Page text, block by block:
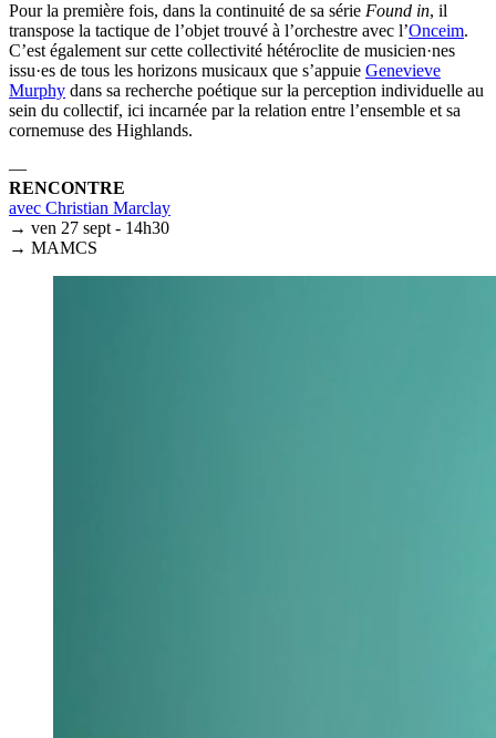
Pour la première fois, dans la continuité de sa série Found in, il
transpose la tactique de l’objet trouvé à l’orchestre avec l’Onceim.
C’est également sur cette collectivité hétéroclite de musicien·nes
issu·es de tous les horizons musicaux que s’appuie Genevieve
Murphy dans sa recherche poétique sur la perception individuelle au
sein du collectif, ici incarnée par la relation entre l’ensemble et sa
cornemuse des Highlands.
—
RENCONTRE
avec Christian Marclay
→ ven 27 sept - 14h30
→ MAMCS